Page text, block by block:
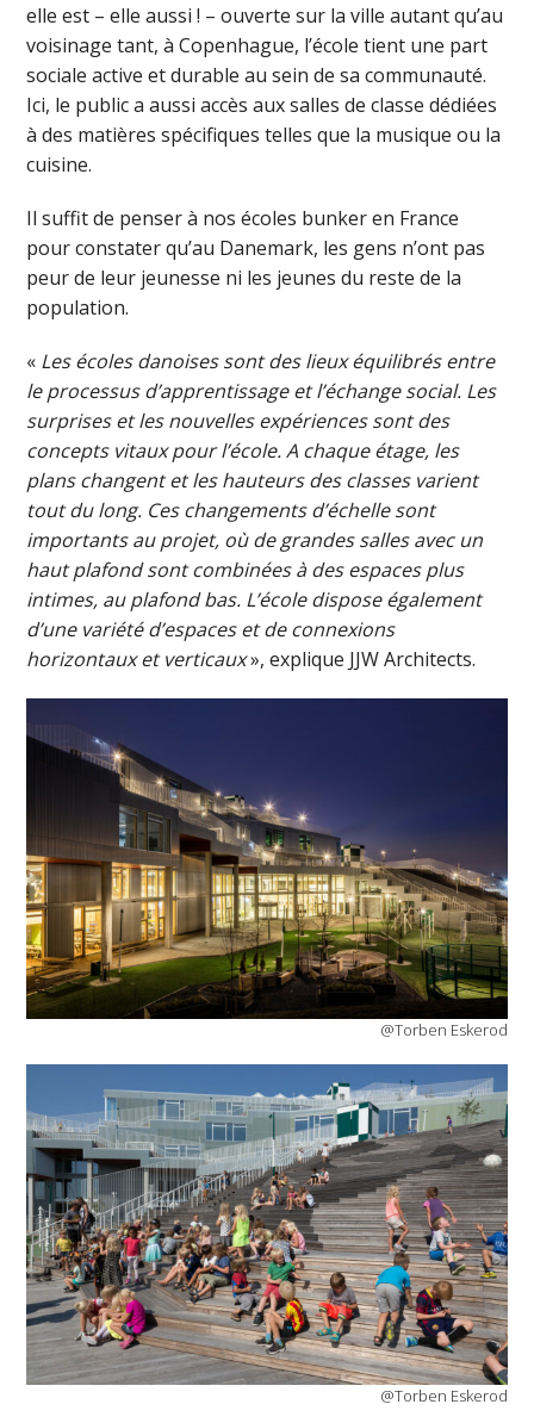
elle est – elle aussi ! – ouverte sur la ville autant qu’au
voisinage tant, à Copenhague, l’école tient une part
sociale active et durable au sein de sa communauté.
Ici, le public a aussi accès aux salles de classe dédiées
à des matières spécifiques telles que la musique ou la
cuisine.
Il suffit de penser à nos écoles bunker en France
pour constater qu’au Danemark, les gens n’ont pas
peur de leur jeunesse ni les jeunes du reste de la
population.
« Les écoles danoises sont des lieux équilibrés entre
le processus d’apprentissage et l’échange social. Les
surprises et les nouvelles expériences sont des
concepts vitaux pour l’école. A chaque étage, les
plans changent et les hauteurs des classes varient
tout du long. Ces changements d’échelle sont
importants au projet, où de grandes salles avec un
haut plafond sont combinées à des espaces plus
intimes, au plafond bas. L’école dispose également
d’une variété d’espaces et de connexions
horizontaux et verticaux», explique JJW Architects.
@Torben Eskerod
@Torben Eskerod